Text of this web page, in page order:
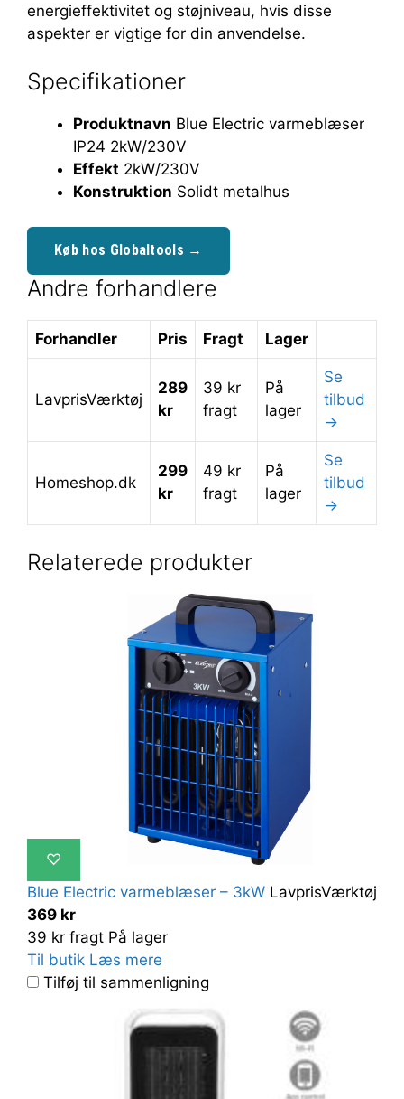
energieffektivitet og støjniveau, hvis disse
aspekter er vigtige for din anvendelse.
Specifikationer
Produktnavn Blue Electric varmeblæser
IP24 2kW/230V
Effekt 2kW/230V
Konstruktion Solidt metalhus
Køb hos Globaltools →
Andre forhandlere
Forhandler Pris Fragt Lager
LavprisVærktøj
289
kr
39 kr
fragt
På
lager
Se
tilbud
→
Homeshop.dk
299
kr
49 kr
fragt
På
lager
Se
tilbud
→
Relaterede produkter
♡
Blue Electric varmeblæser – 3kW LavprisVærktøj
369 kr
39 kr fragt På lager
Til butik Læs mere
Tilføj til sammenligning